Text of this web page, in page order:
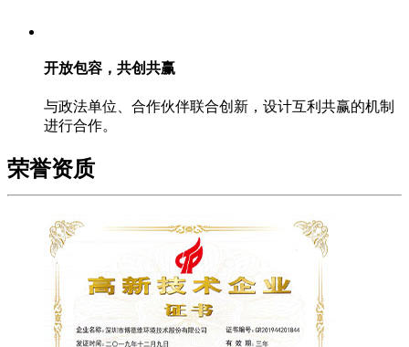
开放包容，共创共赢
与政法单位、合作伙伴联合创新，设计互利共赢的机制
进行合作。
荣誉资质